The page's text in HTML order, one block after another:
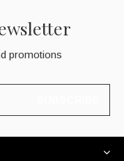
promotions